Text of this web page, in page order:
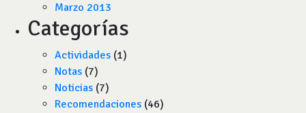
Marzo 2013
Categorías
Actividades (1)
Notas (7)
Noticias (7)
Recomendaciones (46)